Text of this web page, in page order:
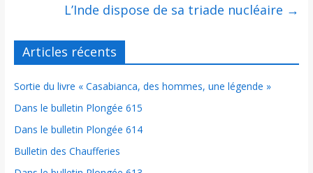
L’Inde dispose de sa triade nucléaire →
Articles récents
Sortie du livre « Casabianca, des hommes, une légende »
Dans le bulletin Plongée 615
Dans le bulletin Plongée 614
Bulletin des Chaufferies